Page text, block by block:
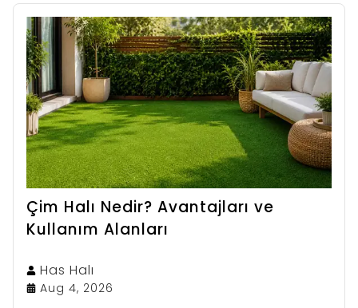
Çim Halı Nedir? Avantajları ve
Kullanım Alanları
Has Halı
Aug 4, 2026